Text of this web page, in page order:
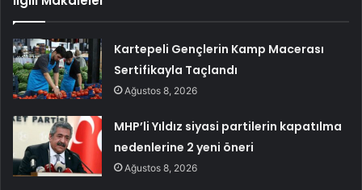
Kartepeli Gençlerin Kamp Macerası
Sertifikayla Taçlandı
Ağustos 8, 2026
MHP’li Yıldız siyasi partilerin kapatılma
nedenlerine 2 yeni öneri
Ağustos 8, 2026